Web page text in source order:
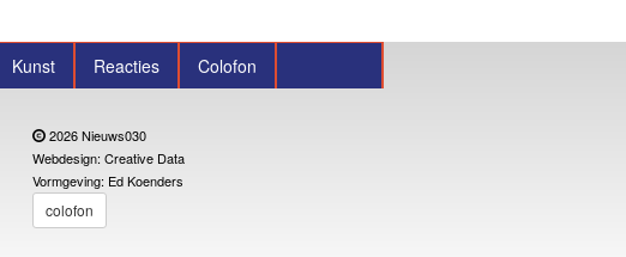
Kunst Reacties Colofon
2026 Nieuws030
Webdesign: Creative Data
Vormgeving: Ed Koenders
colofon